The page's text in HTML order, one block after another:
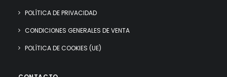
POLÍTICA DE PRIVACIDAD
CONDICIONES GENERALES DE VENTA
POLÍTICA DE COOKIES (UE)